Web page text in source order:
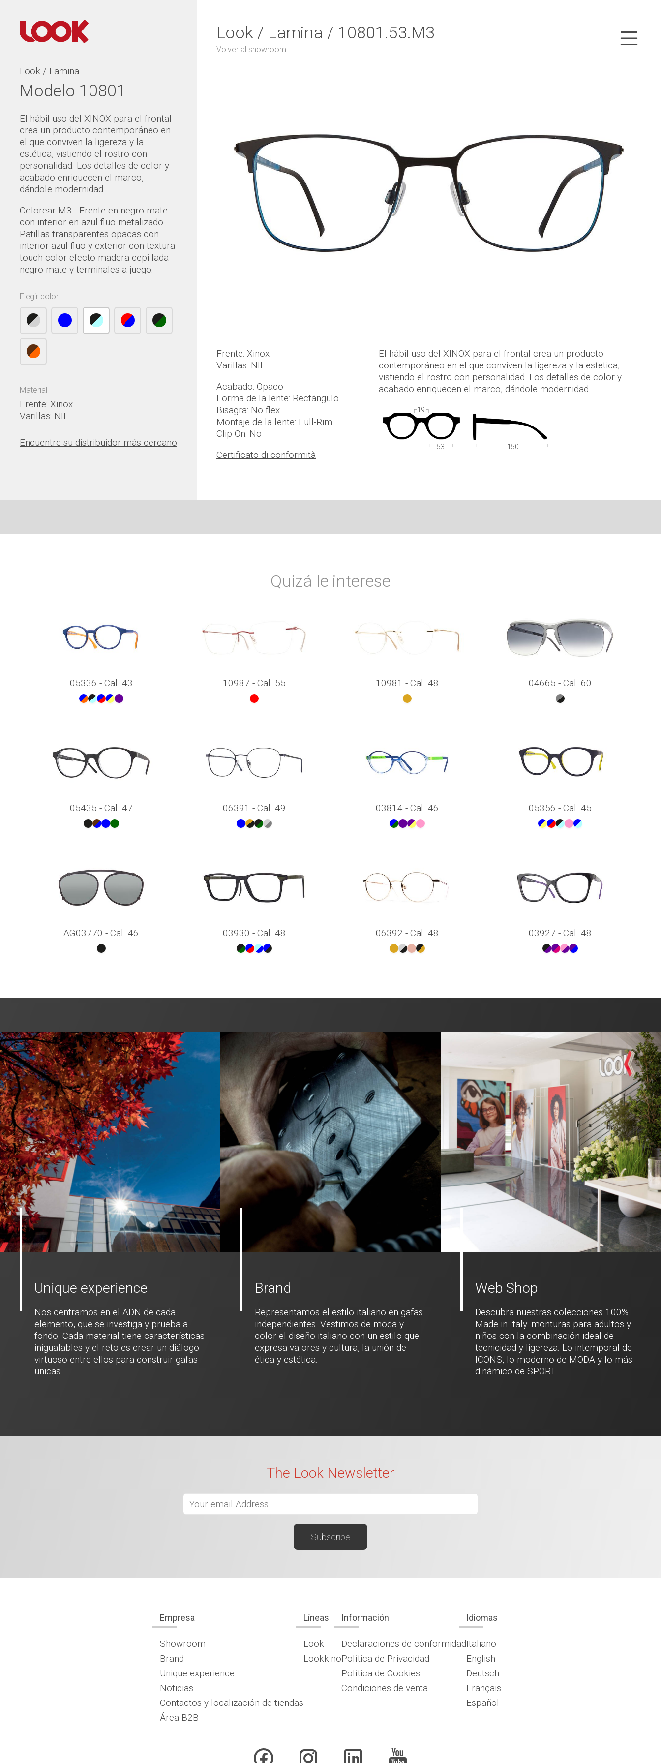
Look / Lamina
Modelo 10801
El hábil uso del XINOX para el frontal
crea un producto contemporáneo en
el que conviven la ligereza y la
estética, vistiendo el rostro con
personalidad. Los detalles de color y
acabado enriquecen el marco,
dándole modernidad.
Colorear M3 - Frente en negro mate
con interior en azul fluo metalizado.
Patillas transparentes opacas con
interior azul fluo y exterior con textura
touch-color efecto madera cepillada
negro mate y terminales a juego.
Elegir color
Material
Frente: Xinox
Varillas: NIL
Encuentre su distribuidor más cercano
Look / Lamina / 10801.53.M3
Volver al showroom
Frente: Xinox
Varillas: NIL
Acabado: Opaco
Forma de la lente: Rectángulo
Bisagra: No flex
Montaje de la lente: Full-Rim
Clip On: No
Certificato di conformità
El hábil uso del XINOX para el frontal crea un producto
contemporáneo en el que conviven la ligereza y la estética,
vistiendo el rostro con personalidad. Los detalles de color y
acabado enriquecen el marco, dándole modernidad.
53
19
150
Quizá le interese
05336 - Cal. 43 10987 - Cal. 55 10981 - Cal. 48 04665 - Cal. 60
05435 - Cal. 47 06391 - Cal. 49 03814 - Cal. 46 05356 - Cal. 45
AG03770 - Cal. 46 03930 - Cal. 48 06392 - Cal. 48 03927 - Cal. 48
Unique experience
Nos centramos en el ADN de cada
elemento, que se investiga y prueba a
fondo. Cada material tiene características
inigualables y el reto es crear un diálogo
virtuoso entre ellos para construir gafas
únicas.
Brand
Representamos el estilo italiano en gafas
independientes. Vestimos de moda y
color el diseño italiano con un estilo que
expresa valores y cultura, la unión de
ética y estética.
Web Shop
Descubra nuestras colecciones 100%
Made in Italy: monturas para adultos y
niños con la combinación ideal de
tecnicidad y ligereza. Lo intemporal de
ICONS, lo moderno de MODA y lo más
dinámico de SPORT.
The Look Newsletter
Empresa
Showroom
Brand
Unique experience
Noticias
Contactos y localización de tiendas
Área B2B
Líneas
Look
Lookkino
Información
Declaraciones de conformidad
Política de Privacidad
Política de Cookies
Condiciones de venta
Idiomas
Italiano
English
Deutsch
Français
Español